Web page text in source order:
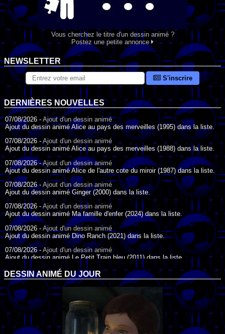
Vous cherchez le titre d'un dessin animé ?
Postez une petite annonce
NEWSLETTER
S'inscrire
DERNIÈRES NOUVELLES
07/08/2026 - Ajout d'un dessin animé
Ajout du dessin animé Alice au pays des merveilles (1995) dans la liste.
07/08/2026 -Ajout d'un dessin animé
Ajout du dessin animé Alice au pays des merveilles (1988) dans la liste.
07/08/2026 -Ajout d'un dessin animé
Ajout du dessin animé Alice de l'autre cote du miroir (1987) dans la liste.
07/08/2026 -Ajout d'un dessin animé
Ajout du dessin animé Ginger (2000) dans la liste.
07/08/2026 - Ajout d'un dessin animé
Ajout du dessin animé Ma famille d'enfer (2024) dans la liste.
07/08/2026 - Ajout d'un dessin animé
Ajout du dessin animé Dino Ranch (2021) dans la liste.
07/08/2026 -Ajout d'un dessin animé
Ajout du dessin animé Le Petit Train bleu (2011) dans la liste.
07/08/2026 - Ajout d'un dessin animé
Ajout du dessin animé Agent Spécial Oso (2009) dans la liste.
17/07/2026 -
Ajout d'un dessin animé
Ajout du dessin animé Peter Pan (1988) dans la liste.
17/07/2026 -Ajout d'un dessin animé
Ajout du dessin animé Le Bossu de Notre-Dame (1996) dans la liste.
DESSIN ANIMÉ DU JOUR